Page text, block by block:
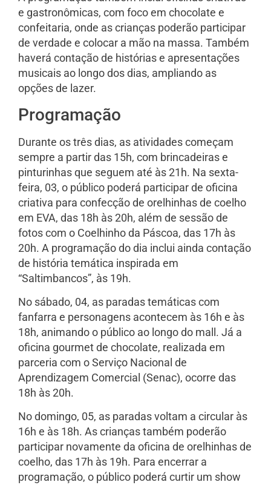
e gastronômicas, com foco em chocolate e
confeitaria, onde as crianças poderão participar
de verdade e colocar a mão na massa. Também
haverá contação de histórias e apresentações
musicais ao longo dos dias, ampliando as
opções de lazer.
Programação
Durante os três dias, as atividades começam
sempre a partir das 15h, com brincadeiras e
pinturinhas que seguem até às 21h. Na sexta-
feira, 03, o público poderá participar de oficina
criativa para confecção de orelhinhas de coelho
em EVA, das 18h às 20h, além de sessão de
fotos com o Coelhinho da Páscoa, das 17h às
20h. A programação do dia inclui ainda contação
de história temática inspirada em
“Saltimbancos”, às 19h.
No sábado, 04, as paradas temáticas com
fanfarra e personagens acontecem às 16h e às
18h, animando o público ao longo do mall. Já a
oficina gourmet de chocolate, realizada em
parceria com o Serviço Nacional de
Aprendizagem Comercial (Senac), ocorre das
18h às 20h.
No domingo, 05, as paradas voltam a circular às
16h e às 18h. As crianças também poderão
participar novamente da oficina de orelhinhas de
coelho, das 17h às 19h. Para encerrar a
programação, o público poderá curtir um show